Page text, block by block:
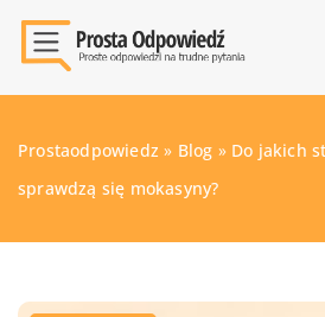
Prostaodpowiedz » Blog » Do jakich
sprawdzą się mokasyny?